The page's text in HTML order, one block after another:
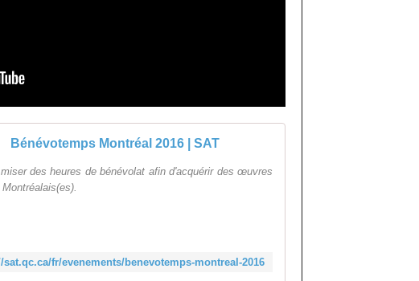
Bénévotemps Montréal 2016 | SAT
des heures de bénévolat afin d'acquérir des œuvres
sat.qc.ca/fr/evenements/benevotemps-montreal-2016